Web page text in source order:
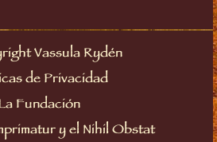
Vassula Rydén
de Privacidad
Fundación
y el Nihil Obstat